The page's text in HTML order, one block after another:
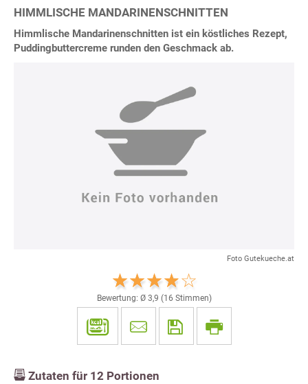
HIMMLISCHE MANDARINENSCHNITTEN
Himmlische Mandarinenschnitten ist ein köstliches Rezept,
Puddingbuttercreme runden den Geschmack ab.
Foto Gutekueche.at
Bewertung: Ø 3,9 (16 Stimmen)
Zutaten für 12 Portionen